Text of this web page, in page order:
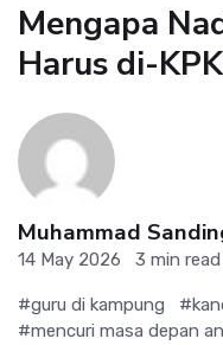
Mengapa
Harus di-
Muhammad
14 May 2026 3 min read
#guru di kampung
#mencuri masa depan